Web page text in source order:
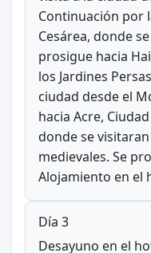
Continuación por
Cesárea, donde
prosigue hacia
los Jardines
ciudad desde el
hacia Acre,
donde se
medievales. Se
Alojamiento en el
Día 3
Desayuno en el